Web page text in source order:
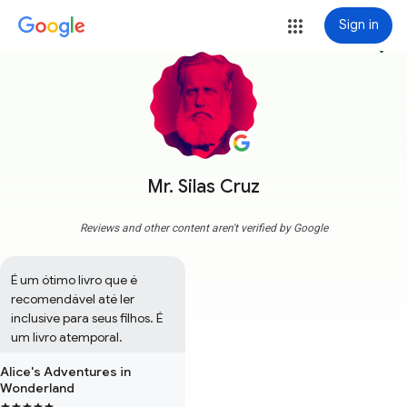
Sign in
Mr. Silas Cruz
more_vert
Reviews and other content aren't verified by Google
É um ótimo livro que é
recomendável até ler
inclusive para seus filhos. É
um livro atemporal.
Alice's Adventures in
Wonderland